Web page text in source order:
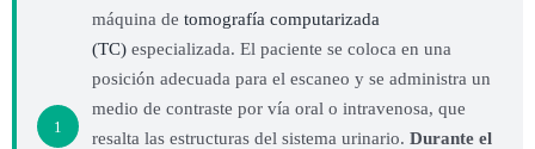
1
máquina de tomografía computarizada
(TC)especializada. El paciente se coloca en una
posición adecuada para el escaneo y se administra un
medio de contraste por vía oral o intravenosa, que
resalta las estructuras del sistema urinario. Durante el